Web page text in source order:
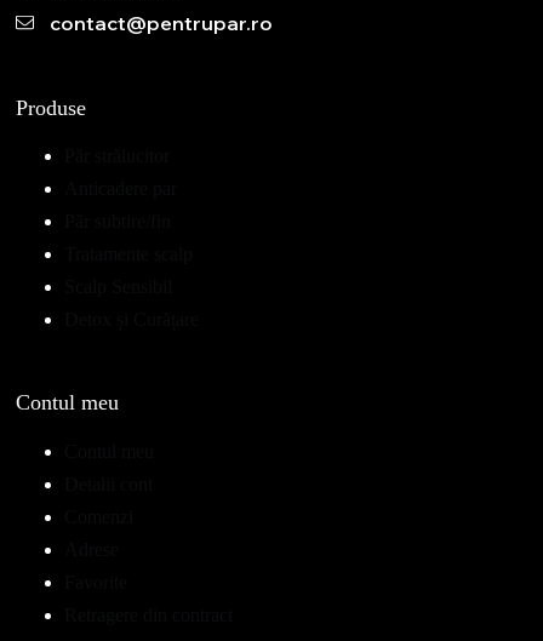
contact@pentrupar.ro
Produse
Contul meu